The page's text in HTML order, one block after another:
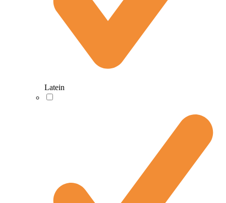
Latein